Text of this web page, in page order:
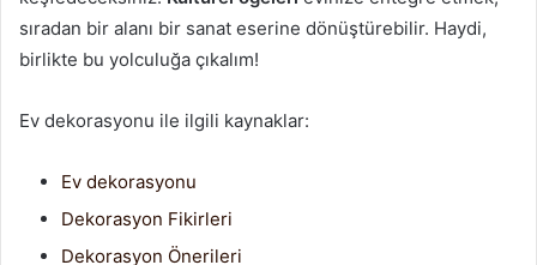
sıradan bir alanı bir sanat eserine dönüştürebilir. Haydi,
birlikte bu yolculuğa çıkalım!
Ev dekorasyonu ile ilgili kaynaklar:
Ev dekorasyonu
Dekorasyon Fikirleri
Dekorasyon Önerileri